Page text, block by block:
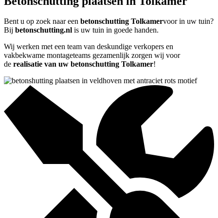
Bent u op zoek naar een betonschutting Tolkamervoor in uw tuin?
Bij betonschutting.nl is uw tuin in goede handen.
Wij werken met een team van deskundige verkopers en
vakbekwame montageteams gezamenlijk zorgen wij voor
de realisatie van uw betonschutting Tolkamer!